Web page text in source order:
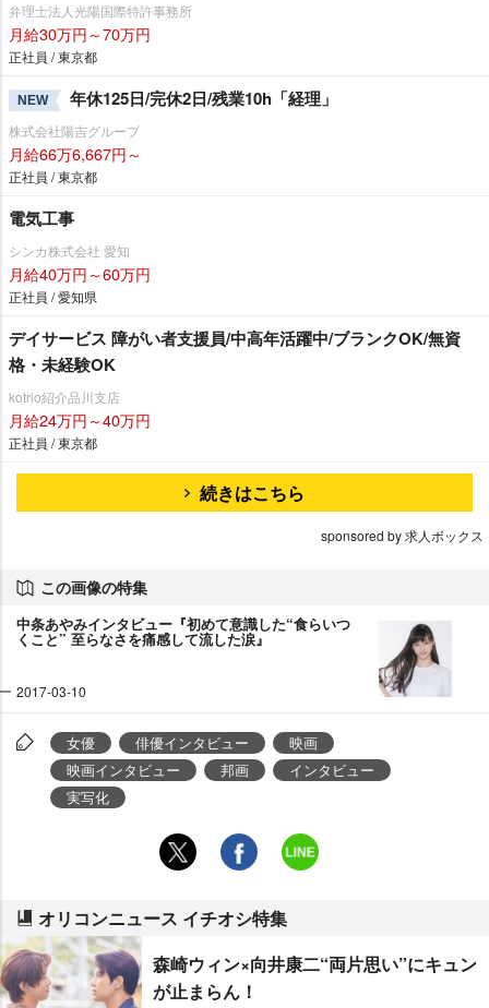
弁理士法人光陽国際特許事務所
月給30万円～70万円
正社員 / 東京都
NEW 年休125日/完休2日/残業10h「経理」
株式会社陽吉グループ
月給66万6,667円～
正社員 / 東京都
電気工事
シンカ株式会社 愛知
月給40万円～60万円
正社員 / 愛知県
デイサービス 障がい者支援員/中高年活躍中/ブランクOK/無資
格・未経験OK
kotrio紹介品川支店
月給24万円～40万円
正社員 / 東京都
続きはこちら
sponsored by 求人ボックス
この画像の特集
中条あやみインタビュー『初めて意識した“食らいつ
くこと” 至らなさを痛感して流した涙』
2017-03-10
女優 俳優インタビュー
映画
映画インタビュー
邦画
インタビュー
実写化
オリコンニュース イチオシ特集
森崎ウィン×向井康二“両片思い”にキュン
が止まらん！